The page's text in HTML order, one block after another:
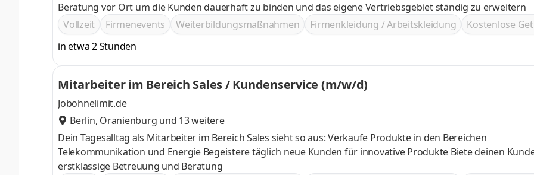
Beratung vor Ort um die Kunden dauerhaft zu binden und das eigene Vertriebsgebiet ständig zu erweitern
Vollzeit
Firmenevents Weiterbildungsmaßnahmen Firmenkleidung / Arbeitskleidung Kostenlose
in etwa 2 Stunden
Mitarbeiter im Bereich Sales / Kundenservice (m/w/d)
Jobohnelimit.de
Berlin, Oranienburg und 13 weitere
Dein Tagesalltag als Mitarbeiter im Bereich Sales sieht so aus: Verkaufe Produkte in den Bereichen
Telekommunikation und Energie Begeistere täglich neue Kunden für innovative Produkte Biete deinen Kunden eine
erstklassige Betreuung und Beratung